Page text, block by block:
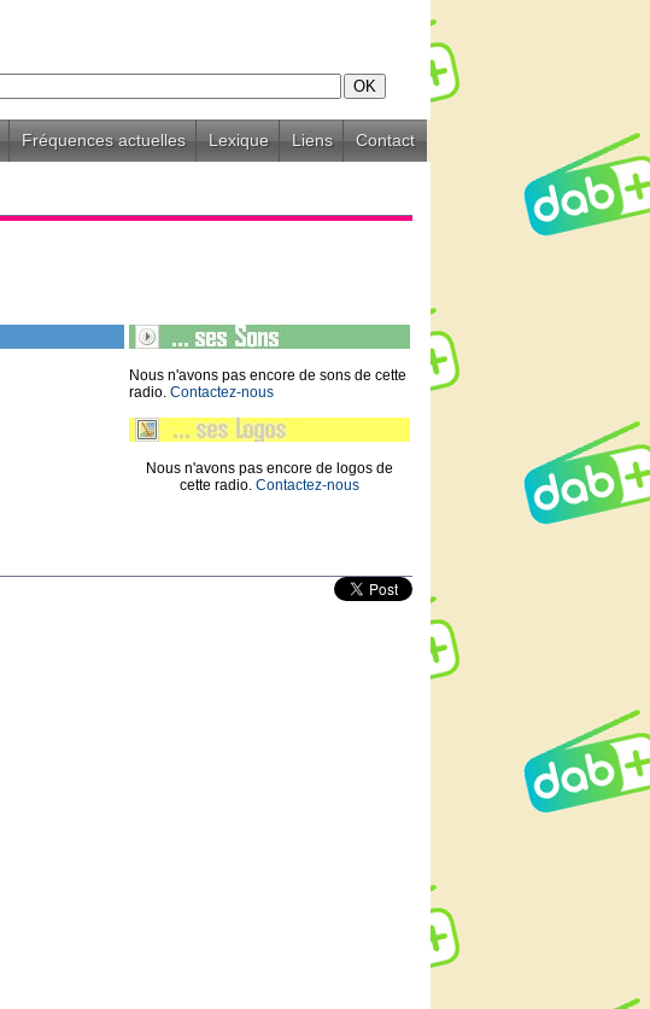
Fréquences actuelles Lexique Liens Contact
Nous n'avons pas encore de sons de cette
radio. Contactez-nous
Nous n'avons pas encore de logos de
cette radio. Contactez-nous